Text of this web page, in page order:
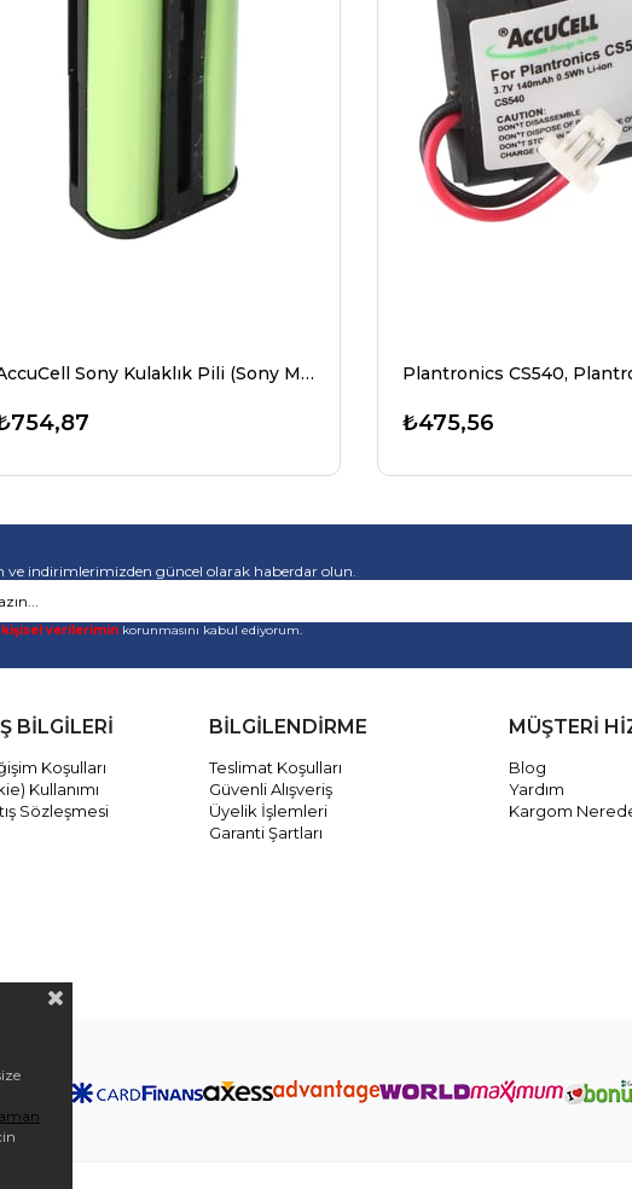
AccuCell Sony Kulaklık Pili (Sony MDR-RF4000 vs. Pil BP-HP550-11)
₺475,56
ve indirimlerimizden güncel olarak haberdar olun.
kişisel verilerimin korunmasını kabul ediyorum.
BİLGİLERİ
Koşulları
Kullanımı
Sözleşmesi
BİLGİLENDİRME
Teslimat Koşulları
Güvenli Alışveriş
Üyelik İşlemleri
Garanti Şartları
MÜŞTERİ
Blog
Yardım
Kargom